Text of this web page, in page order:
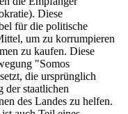
Diese
für die politische
um zu korrumpieren
zu kaufen. Diese
"Somos
die ursprünglich
der staatlichen
des Landes zu helfen.